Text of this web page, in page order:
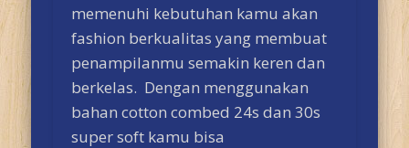
memenuhi kebutuhan kamu akan
fashion berkualitas yang membuat
penampilanmu semakin keren dan
berkelas. Dengan menggunakan
bahan cotton combed 24s dan 30s
super soft kamu bisa